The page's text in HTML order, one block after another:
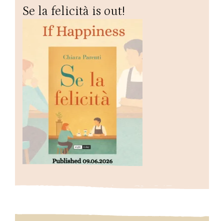
Se la felicità is out!